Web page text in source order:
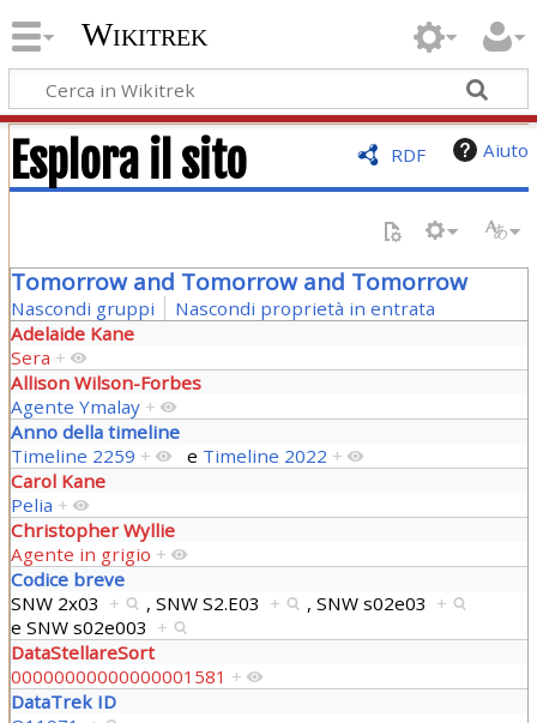
Wikitrek
RDF Aiuto
Esplora il sito
Tomorrow and Tomorrow and Tomorrow
Nascondi gruppi
Nascondi proprietà in entrata
Adelaide Kane
Sera +
Allison Wilson-Forbes
Agente Ymalay +
Anno della timeline
Timeline 2259 + e Timeline 2022 +
Carol Kane
Pelia +
Christopher Wyllie
Agente in grigio +
Codice breve
SNW 2x03 + , SNW S2.E03 + , SNW s02e03 +
e SNW s02e003 +
DataStellareSort
00000000000000001581 +
DataTrek ID